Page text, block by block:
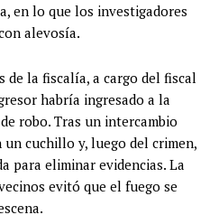
en lo que los investigadores
alevosía.
la fiscalía, a cargo del fiscal
habría ingresado a la
robo. Tras un intercambio
cuchillo y, luego del crimen,
para eliminar evidencias. La
evitó que el fuego se